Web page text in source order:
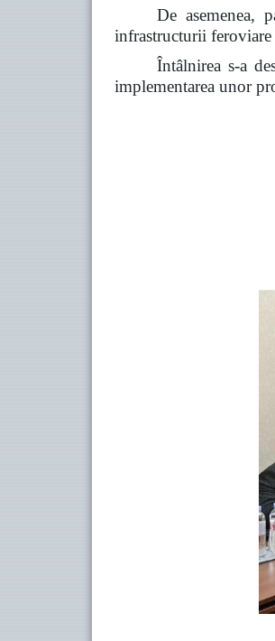
De asemenea,
infrastructurii
Întâlnirea s-a
implementarea unor